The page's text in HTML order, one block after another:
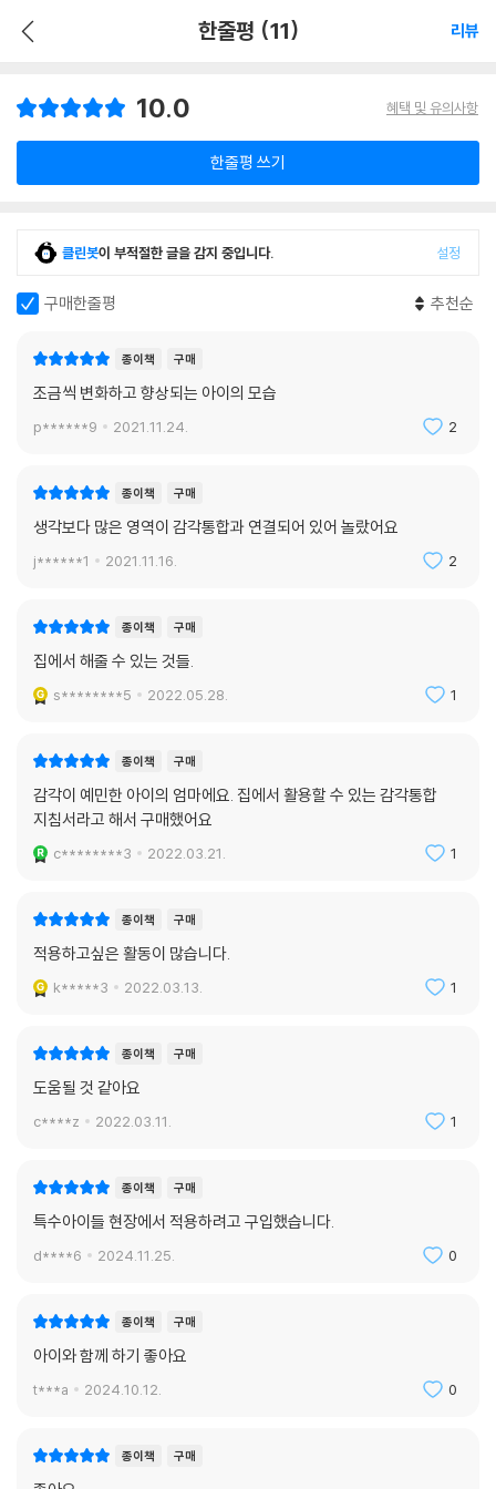
한줄평 (11) 리뷰
10.0 혜택 및 유의사항
한줄평 쓰기
클린봇이 부적절한 글을 감지 중입니다. 설정
구매한줄평 추천순
종이책 구매
조금씩 변화하고 향상되는 아이의 모습
p******9 2021.11.24. 2
종이책 구매
생각보다 많은 영역이 감각통합과 연결되어 있어 놀랐어요
j******1 2021.11.16. 2
종이책 구매
집에서 해줄 수 있는 것들.
s********5 2022.05.28. 1
종이책 구매
감각이 예민한 아이의 엄마에요. 집에서 활용할 수 있는 감각통합
지침서라고 해서 구매했어요
c********3 2022.03.21. 1
종이책 구매
적용하고싶은 활동이 많습니다.
k*****3 2022.03.13. 1
종이책 구매
도움될 것 같아요
c****z 2022.03.11. 1
종이책 구매
특수아이들 현장에서 적용하려고 구입했습니다.
d****6 2024.11.25. 0
종이책 구매
아이와 함께 하기 좋아요
t***a 2024.10.12. 0
종이책 구매